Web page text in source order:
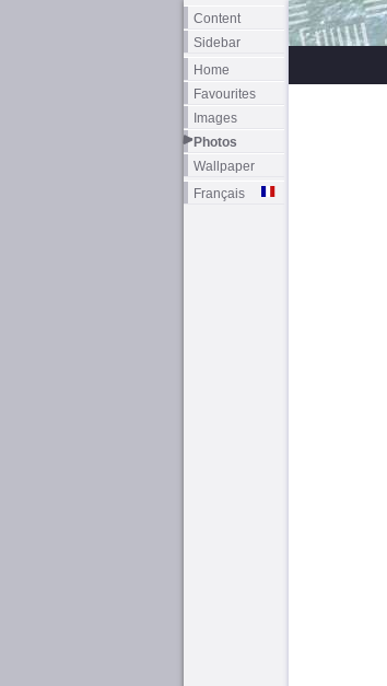
Content
Sidebar
Home
Favourites
Images
Photos
Wallpaper
Français